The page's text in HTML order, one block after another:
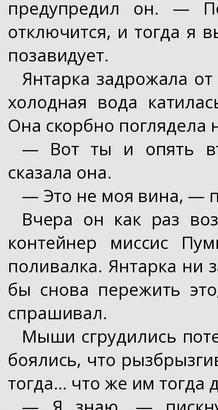
предупредил он. —
отключится, и тогда я
позавидует.
Янтарка задрожала
холодная вода
Она скорбно поглядела
— Вот ты и опять
сказала она.
— Это не моя вина, —
Вчера он как раз
контейнер миссис
поливалка. Янтарка ни
бы снова пережить
спрашивал.
Мыши сгрудились
боялись, что
тогда… что же им тогда